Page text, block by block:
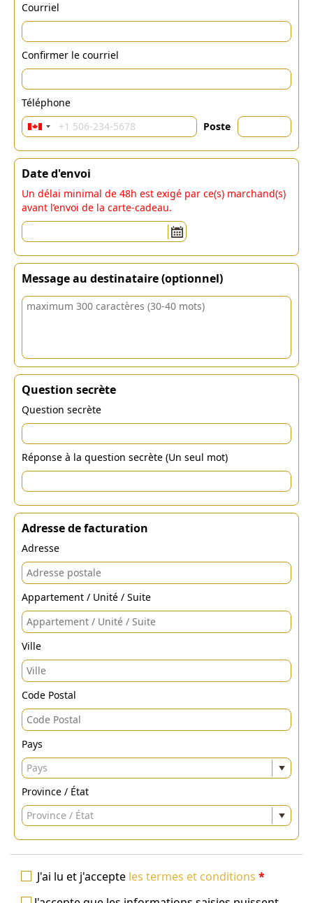
Courriel
Confirmer le courriel
Téléphone
Poste
Date d'envoi
Un délai minimal de 48h est exigé par ce(s) marchand(s)
avant l’envoi de la carte-cadeau.
Message au destinataire (optionnel)
Question secrète
Question secrète
Réponse à la question secrète (Un seul mot)
Adresse de facturation
Adresse
Appartement / Unité / Suite
Ville
Code Postal
Pays
Pays
Province / État
Province / État
J'ai lu et j'accepte les termes et conditions *